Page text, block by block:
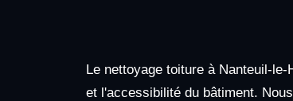
Le nettoyage toiture à Nanteuil-
et l'accessibilité du bâtiment.